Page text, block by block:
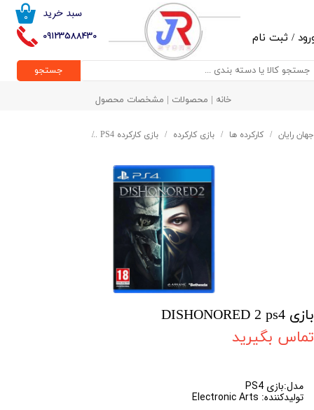
09123588430
۰ سبد خرید
/ ثبت نام
حساب کاربری من
تغییر گذر واژه
جستجو
خانه | محصولات | مشخصات محصول
جهان رایان کارکرده ها بازی کارکرده بازی کارکرده PS4
بازی DISHONORED 2 ps4
تماس بگیرید
مدل:بازی PS4
تولیدکننده: Electronic Arts